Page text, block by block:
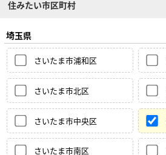
住みたい市区町村
埼玉県
さいたま市浦和区
さいたま市北区
さいたま市中央区
さいたま市南区